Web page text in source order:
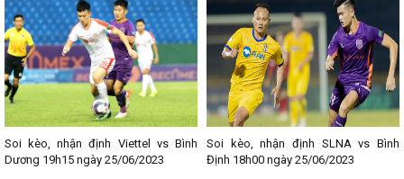
Soi kèo, nhận định Viettel vs Bình
Dương 19h15 ngày 25/06/2023
Soi kèo, nhận định SLNA vs Bình
Định 18h00 ngày 25/06/2023